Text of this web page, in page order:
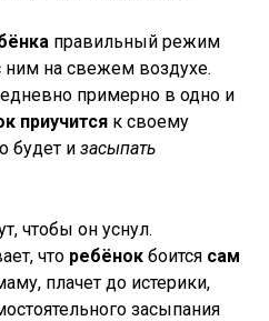
правильный режим
ним на свежем воздухе.
примерно в одно и
приучится к своему
будет изасыпать
чтобы он уснул.
что ребёнок боится сам
плачет до истерики,
засыпания